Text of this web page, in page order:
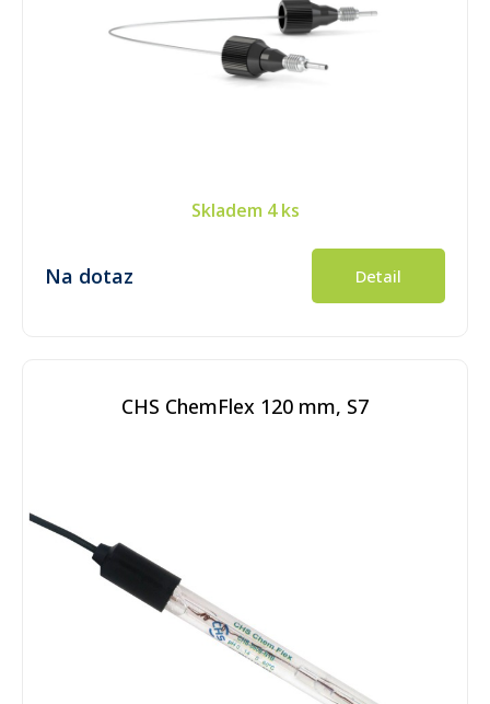
Skladem 4 ks
Na dotaz Detail
CHS ChemFlex 120 mm, S7